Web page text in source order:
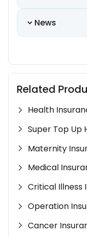
News
Related
Health
Super Top Up
Maternity
Medical
Critical Illness
Operation
Cancer